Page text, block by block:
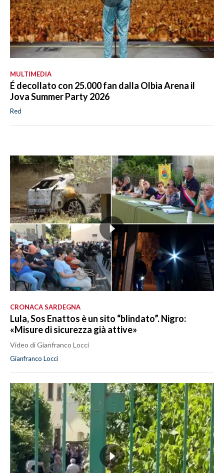
MULTIMEDIA
É decollato con 25.000 fan dalla Olbia Arena il
Jova Summer Party 2026
Red
CRONACA SARDEGNA
Lula, Sos Enattos è un sito “blindato”. Nigro:
«Misure di sicurezza già attive»
Video di Gianfranco Locci
Gianfranco Locci